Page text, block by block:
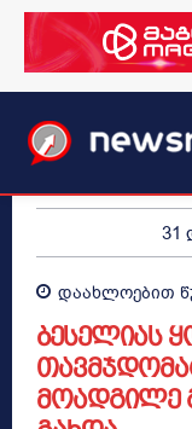
31
დაახლოებით
ბესელიას
მოადგილე